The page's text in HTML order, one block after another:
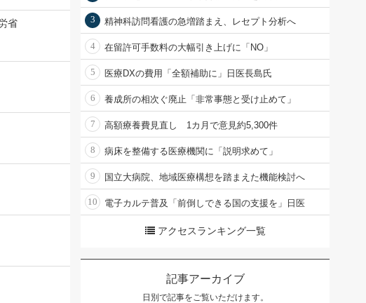
省 3 精神科訪問看護の急増踏まえ、レセプト分析へ
4 在留許可手数料の大幅引き上げに「NO」
5 医療DXの費用「全額補助に」日医長島氏
6 養成所の相次ぐ廃止「非常事態と受け止めて」
7 高額療養費見直し 1カ月で意見約5,300件
8 病床を整備する医療機関に「説明求めて」
9 国立大病院、地域医療構想を踏まえた機能検討へ
10 電子カルテ普及「前倒しできる国の支援を」日医
アクセスランキング一覧
記事アーカイブ
日別で記事をご覧いただけます。